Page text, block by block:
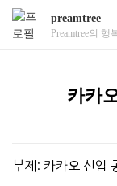
preamtree
Preamtree의 행
카카
부제: 카카오 신입